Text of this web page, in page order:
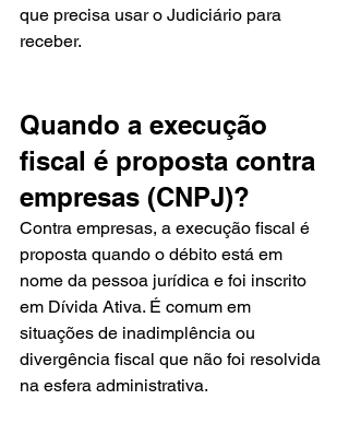
que precisa usar o Judiciário para
receber.
Quando a execução
fiscal é proposta contra
empresas (CNPJ)?
Contra empresas, a execução fiscal é
proposta quando o débito está em
nome da pessoa jurídica e foi inscrito
em Dívida Ativa. É comum em
situações de inadimplência ou
divergência fiscal que não foi resolvida
na esfera administrativa.